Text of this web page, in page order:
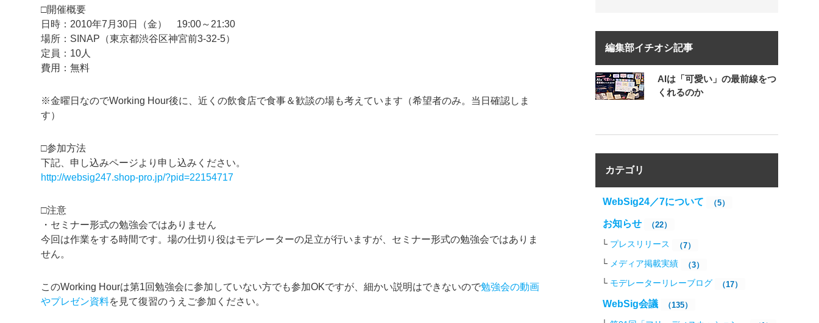
□開催概要
日時：2010年7月30日（金） 19:00～21:30
場所：SINAP（東京都渋谷区神宮前3-32-5）
定員：10人
費用：無料
※金曜日なのでWorking Hour後に、近くの飲食店で食事＆歓談の場も考えています（希望者のみ。当日確認しま
す）
□参加方法
下記、申し込みページより申し込みください。
http://websig247.shop-pro.jp/?pid=22154717
□注意
・セミナー形式の勉強会ではありません
今回は作業をする時間です。場の仕切り役はモデレーターの足立が行いますが、セミナー形式の勉強会ではありま
せん。
このWorking Hourは第1回勉強会に参加していない方でも参加OKですが、細かい説明はできないので勉強会の動画
やプレゼン資料を見て復習のうえご参加ください。
編集部イチオシ記事
AIは「可愛い」の最前線をつ
くれるのか
カテゴリ
WebSig24／7について （5）
お知らせ （22）
プレスリリース （7）
メディア掲載実績 （3）
モデレーターリレーブログ （17）
WebSig会議 （135）